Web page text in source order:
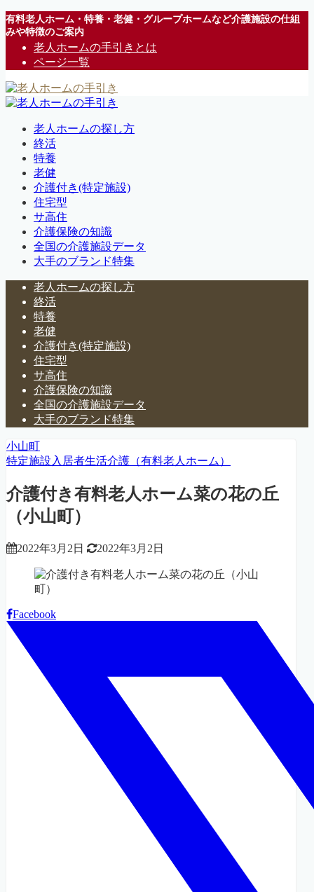
有料老人ホーム・特養・老健・グループホームなど介護施設の仕組
みや特徴のご案内
老人ホームの手引きとは
ページ一覧
老人ホームの探し方
終活
特養
老健
介護付き(特定施設)
住宅型
サ高住
介護保険の知識
全国の介護施設データ
大手のブランド特集
老人ホームの探し方
終活
特養
老健
介護付き(特定施設)
住宅型
サ高住
介護保険の知識
全国の介護施設データ
大手のブランド特集
小山町
特定施設入居者生活介護（有料老人ホーム）
介護付き有料老人ホーム菜の花の丘
（小山町）
2022年3月2日 2022年3月2日
Facebook